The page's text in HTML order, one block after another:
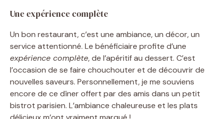
Une expérience complète
Un bon restaurant, c’est une ambiance, un décor, un
service attentionné. Le bénéficiaire profite d’une
expérience complète, de l’apéritif au dessert. C’est
l’occasion de se faire chouchouter et de découvrir de
nouvelles saveurs. Personnellement, je me souviens
encore de ce dîner offert par des amis dans un petit
bistrot parisien. L’ambiance chaleureuse et les plats